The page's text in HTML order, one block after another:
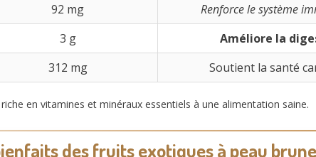
92 mg
Renforce le système
3 g
Améliore la
312 mg Soutient la santé
en vitamines et minéraux essentiels à une alimentation saine.
des fruits exotiques à peau brune